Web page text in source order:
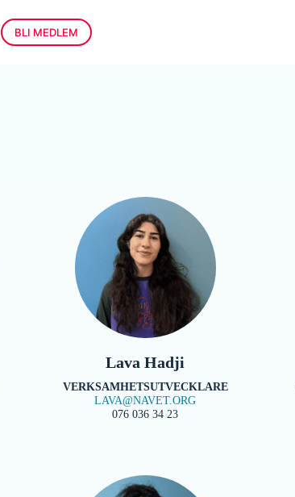
BLI MEDLEM
Lava Hadji
VERKSAMHETSUTVECKLARE
LAVA@NAVET.ORG
076 036 34 23